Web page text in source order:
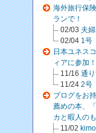
海外旅行保
ランで！
02/03 夫
02/04 1号
日本ユネス
ィアに参加！
11/16 通
11/24 2号
ブログをお
薦めの本、
カと暇人のも
11/02